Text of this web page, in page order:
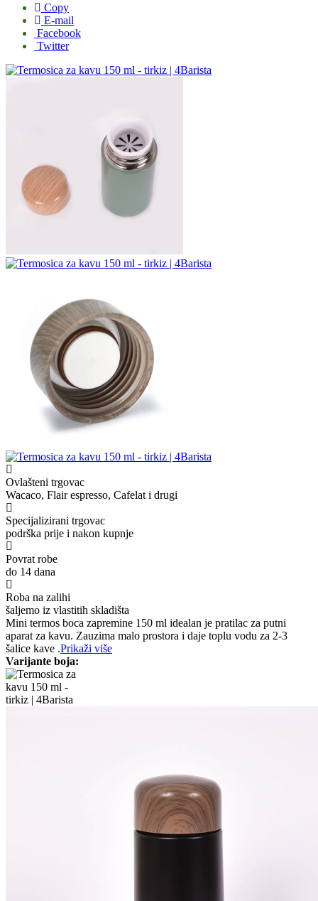
Copy
E-mail
Facebook
Twitter
Ovlašteni trgovac
Wacaco, Flair espresso, Cafelat i drugi
Specijalizirani trgovac
podrška prije i nakon kupnje
Povrat robe
do 14 dana
Roba na zalihi
šaljemo iz vlastitih skladišta
Mini termos boca zapremine 150 ml idealan je pratilac za putni
aparat za kavu. Zauzima malo prostora i daje toplu vodu za 2-3
šalice kave .Prikaži više
Varijante boja: